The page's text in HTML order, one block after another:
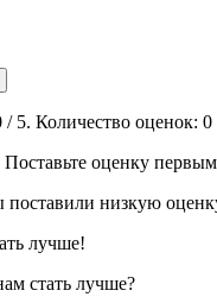
/ 5. Количество оценок: 0
оценку
поставили низкую
лучше!
стать лучше?